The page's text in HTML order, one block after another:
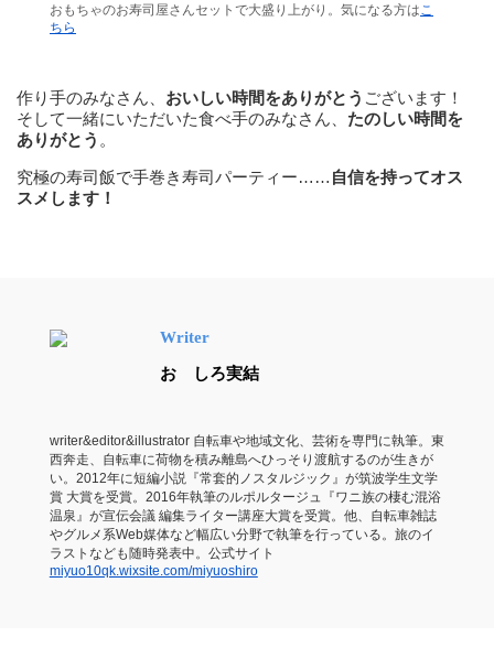
おもちゃのお寿司屋さんセットで大盛り上がり。気になる方は こ
ちら
作り手のみなさん、 おいしい時間をありがとう ございます！
そして一緒にいただいた食べ手のみなさん、 たのしい時間を
ありがとう 。
究極の寿司飯で手巻き寿司パーティー…… 自信を持ってオス
スメします！
Writer
おゝしろ実結
writer&editor&illustrator 自転車や地域文化、芸術を専門に執筆。東
西奔走、自転車に荷物を積み離島へひっそり渡航するのが生きが
い。2012年に短編小説『常套的ノスタルジック』が筑波学生文学
賞 大賞を受賞。2016年執筆のルポルタージュ『ワニ族の棲む混浴
温泉』が宣伝会議 編集ライター講座大賞を受賞。他、自転車雑誌
やグルメ系Web媒体など幅広い分野で執筆を行っている。旅のイ
ラストなども随時発表中。公式サイト
miyuo10qk.wixsite.com/miyuoshiro